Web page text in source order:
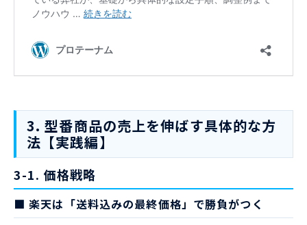
3. 型番商品の売上を伸ばす具体的な方
法【実践編】
3-1. 価格戦略
■ 楽天は「送料込みの最終価格」で勝負がつく